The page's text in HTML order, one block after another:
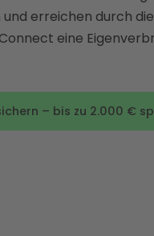
erreichen durch
eine
– bis zu 2.000 €